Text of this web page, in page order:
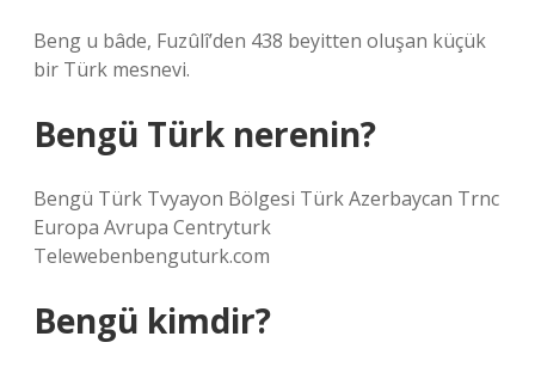
Beng u bâde, Fuzûlî’den 438 beyitten oluşan küçük
bir Türk mesnevi.
Bengü Türk nerenin?
Bengü Türk Tvyayon Bölgesi Türk Azerbaycan Trnc
Europa Avrupa Centryturk
Telewebenbenguturk.com
Bengü kimdir?